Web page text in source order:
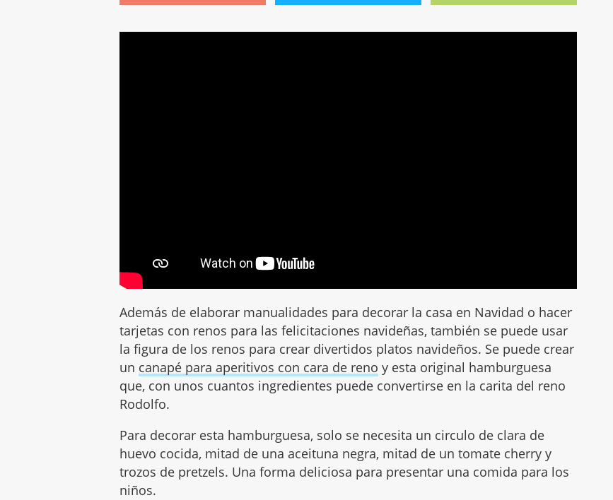
Además de elaborar manualidades para decorar la casa en Navidad o hacer
tarjetas con renos para las felicitaciones navideñas, también se puede usar
la figura de los renos para crear divertidos platos navideños. Se puede crear
un canapé para aperitivos con cara de reno y esta original hamburguesa
que, con unos cuantos ingredientes puede convertirse en la carita del reno
Rodolfo.
Para decorar esta hamburguesa, solo se necesita un circulo de clara de
huevo cocida, mitad de una aceituna negra, mitad de un tomate cherry y
trozos de pretzels. Una forma deliciosa para presentar una comida para los
niños.